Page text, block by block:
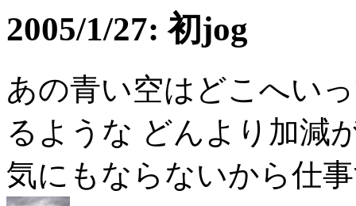
2005/1/27: 初jog
あの青い空はどこへい
るような どんより加減
気にもならないから仕